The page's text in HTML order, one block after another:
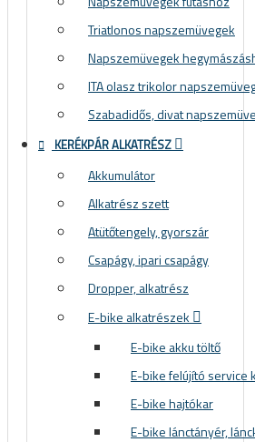
Triatlonos napszemüvegek
Napszemüvegek
ITA olasz trikolor
Szabadidős, divat
KERÉKPÁR ALKATRÉSZ
Akkumulátor
Alkatrész szett
Atütőtengely, gyorszár
Csapágy, ipari csapágy
Dropper, alkatrész
E-bike alkatrészek
E-bike akku töltő
E-bike felújító service
E-bike hajtókar
E-bike lánctányér,